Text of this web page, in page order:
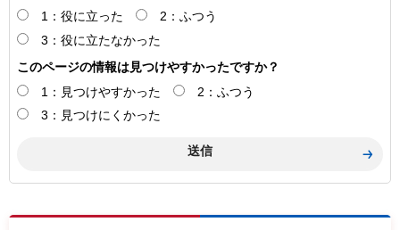
1：役に立った
2：ふつう
3：役に立たなかった
このページの情報は見つけやすかったですか？
1：見つけやすかった
2：ふつう
3：見つけにくかった